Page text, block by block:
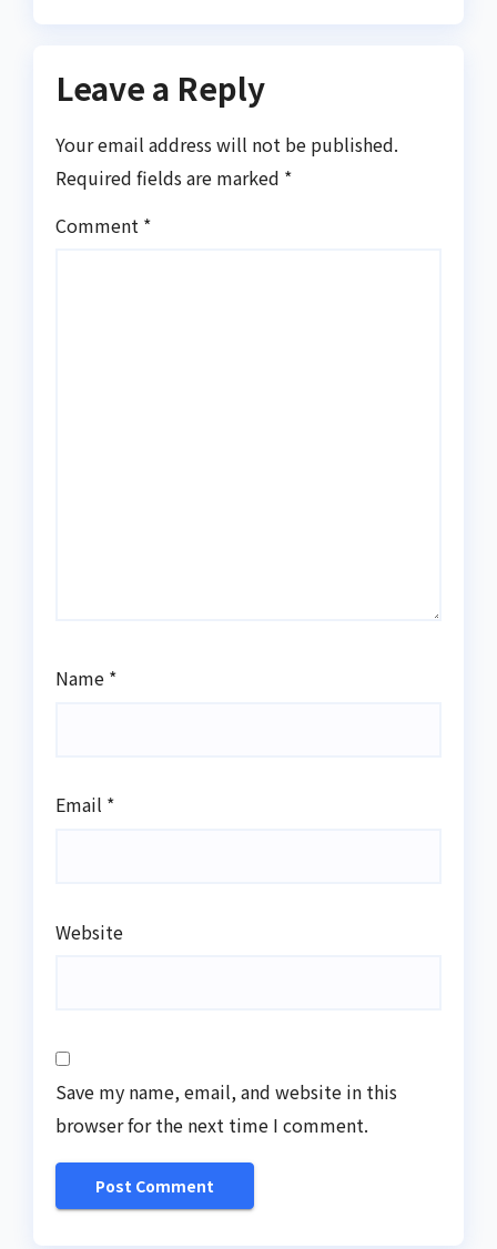
Leave a Reply
Your email address will not be published.
Required fields are marked *
Comment *
Name *
Email *
Website
Save my name, email, and website in this
browser for the next time I comment.